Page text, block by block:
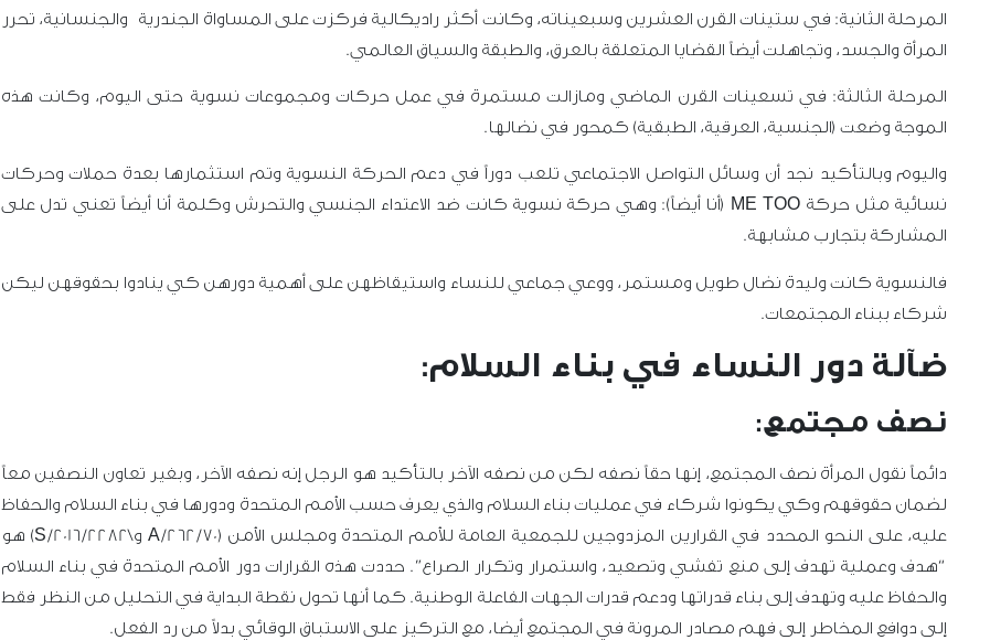
المرحلة الثانية: في ستينات القرن العشرين وسبعيناته، وكانت أكثر راديكالية فركزت على المساواة الجندرية والجنسانية، تحرر
المرأة والجسد، وتجاهلت أيضاً القضايا المتعلقة بالعرق، والطبقة والسياق العالمي.
المرحلة الثالثة: في تسعينات القرن الماضي ومازالت مستمرة في عمل حركات ومجموعات نسوية حتى اليوم، وكانت هذه
الموجة وضعت (الجنسية، العرقية، الطبقية) كمحور في نضالها.
واليوم وبالتأكيد نجد أن وسائل التواصل الاجتماعي تلعب دوراً في دعم الحركة النسوية وتم استثمارها بعدة حملات وحركات
نسائية مثل حركة ME TOO (أنا أيضاً): وهي حركة نسوية كانت ضد الاعتداء الجنسي والتحرش وكلمة أنا أيضاً تعني تدل على
المشاركة بتجارب مشابهة.
فالنسوية كانت وليدة نضال طويل ومستمر، ووعي جماعي للنساء واستيقاظهن على أهمية دورهن كي ينادوا بحقوقهن ليكن
شركاء ببناء المجتمعات.
ضآلة دور النساء في بناء السلام:
نصف مجتمع:
دائماً نقول المرأة نصف المجتمع، إنها حقاً نصفه لكن من نصفه الآخر بالتأكيد هو الرجل إنه نصفه الآخر، وبغير تعاون النصفين معاً
لضمان حقوقهم وكي يكونوا شركاء في عمليات بناء السلام والذي يعرف حسب الأمم المتحدة ودورها في بناء السلام والحفاظ
عليه، على النحو المحدد في القرارين المزدوجين للجمعية العامة للأمم المتحدة ومجلس الأمن (262/70
/A و\S/2016/2282) هو
“هدف وعملية تهدف إلى منع تفشي وتصعيد، واستمرار وتكرار الصراع”. حددت هذه القرارات دور الأمم المتحدة في بناء السلام
والحفاظ عليه وتهدف إلى بناء قدراتها ودعم قدرات الجهات الفاعلة الوطنية. كما أنها تحول نقطة البداية في التحليل من النظر فقط
إلى دوافع المخاطر إلى فهم مصادر المرونة في المجتمع أيضا، مع التركيز على الاستباق الوقائي بدلاً من رد الفعل.